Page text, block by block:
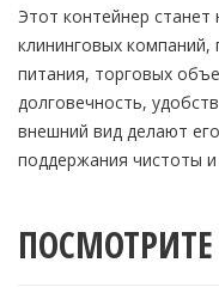
Этот контейнер
клининговых
питания, торговых
долговечность,
внешний вид делают
поддержания чистоты и